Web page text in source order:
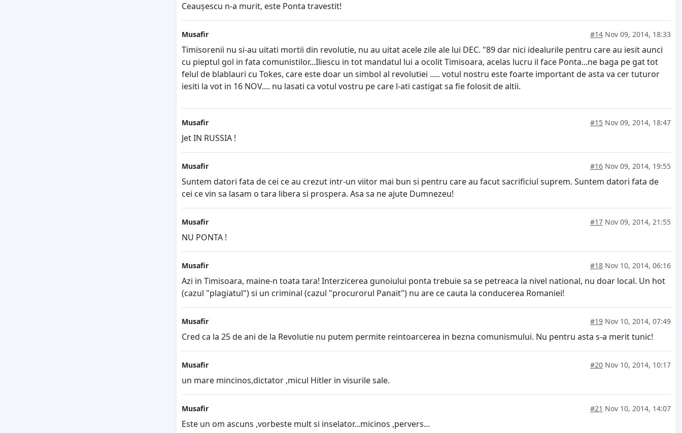
Ceaușescu n-a murit, este Ponta travestit!
Musafir #14 Nov 09, 2014, 18:33
Timisorenii nu si-au uitati mortii din revolutie, nu au uitat acele zile ale lui DEC. "89 dar nici idealurile pentru care au iesit aunci
cu pieptul gol in fata comunistilor...Iliescu in tot mandatul lui a ocolit Timisoara, acelas lucru il face Ponta...ne baga pe gat tot
felul de blablauri cu Tokes, care este doar un simbol al revolutiei ..... votul nostru este foarte important de asta va cer tuturor
iesiti la vot in 16 NOV.... nu lasati ca votul vostru pe care l-ati castigat sa fie folosit de altii.
Musafir #15 Nov 09, 2014, 18:47
Jet IN RUSSIA !
Musafir #16 Nov 09, 2014, 19:55
Suntem datori fata de cei ce au crezut intr-un viitor mai bun si pentru care au facut sacrificiul suprem. Suntem datori fata de
cei ce vin sa lasam o tara libera si prospera. Asa sa ne ajute Dumnezeu!
Musafir #17 Nov 09, 2014, 21:55
NU PONTA !
Musafir #18 Nov 10, 2014, 06:16
Azi in Timisoara, maine-n toata tara! Interzicerea gunoiului ponta trebuie sa se petreaca la nivel national, nu doar local. Un hot
(cazul "plagiatul") si un criminal (cazul "procurorul Panait") nu are ce cauta la conducerea Romaniei!
Musafir #19 Nov 10, 2014, 07:49
Cred ca la 25 de ani de la Revolutie nu putem permite reintoarcerea in bezna comunismului. Nu pentru asta s-a merit tunic!
Musafir #20 Nov 10, 2014, 10:17
un mare mincinos,dictator ,micul Hitler in visurile sale.
Musafir #21 Nov 10, 2014, 14:07
Este un om ascuns ,vorbeste mult si inselator...micinos ,pervers...